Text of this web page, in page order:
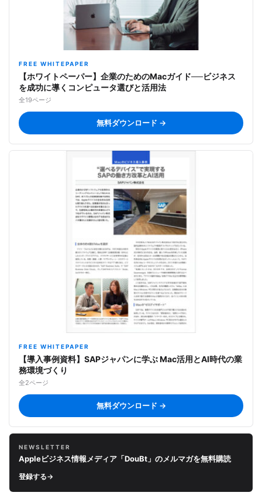
FREE WHITEPAPER
【ホワイトペーパー】企業のためのMacガイド──ビジネス
を成功に導くコンピュータ選びと活用法
全19ページ
無料ダウンロード →
FREE WHITEPAPER
【導入事例資料】SAPジャパンに学ぶ Mac活用とAI時代の業
務環境づくり
全2ページ
無料ダウンロード →
NEWSLETTER
Appleビジネス情報メディア「DouBt」のメルマガを無料購読
登録する→